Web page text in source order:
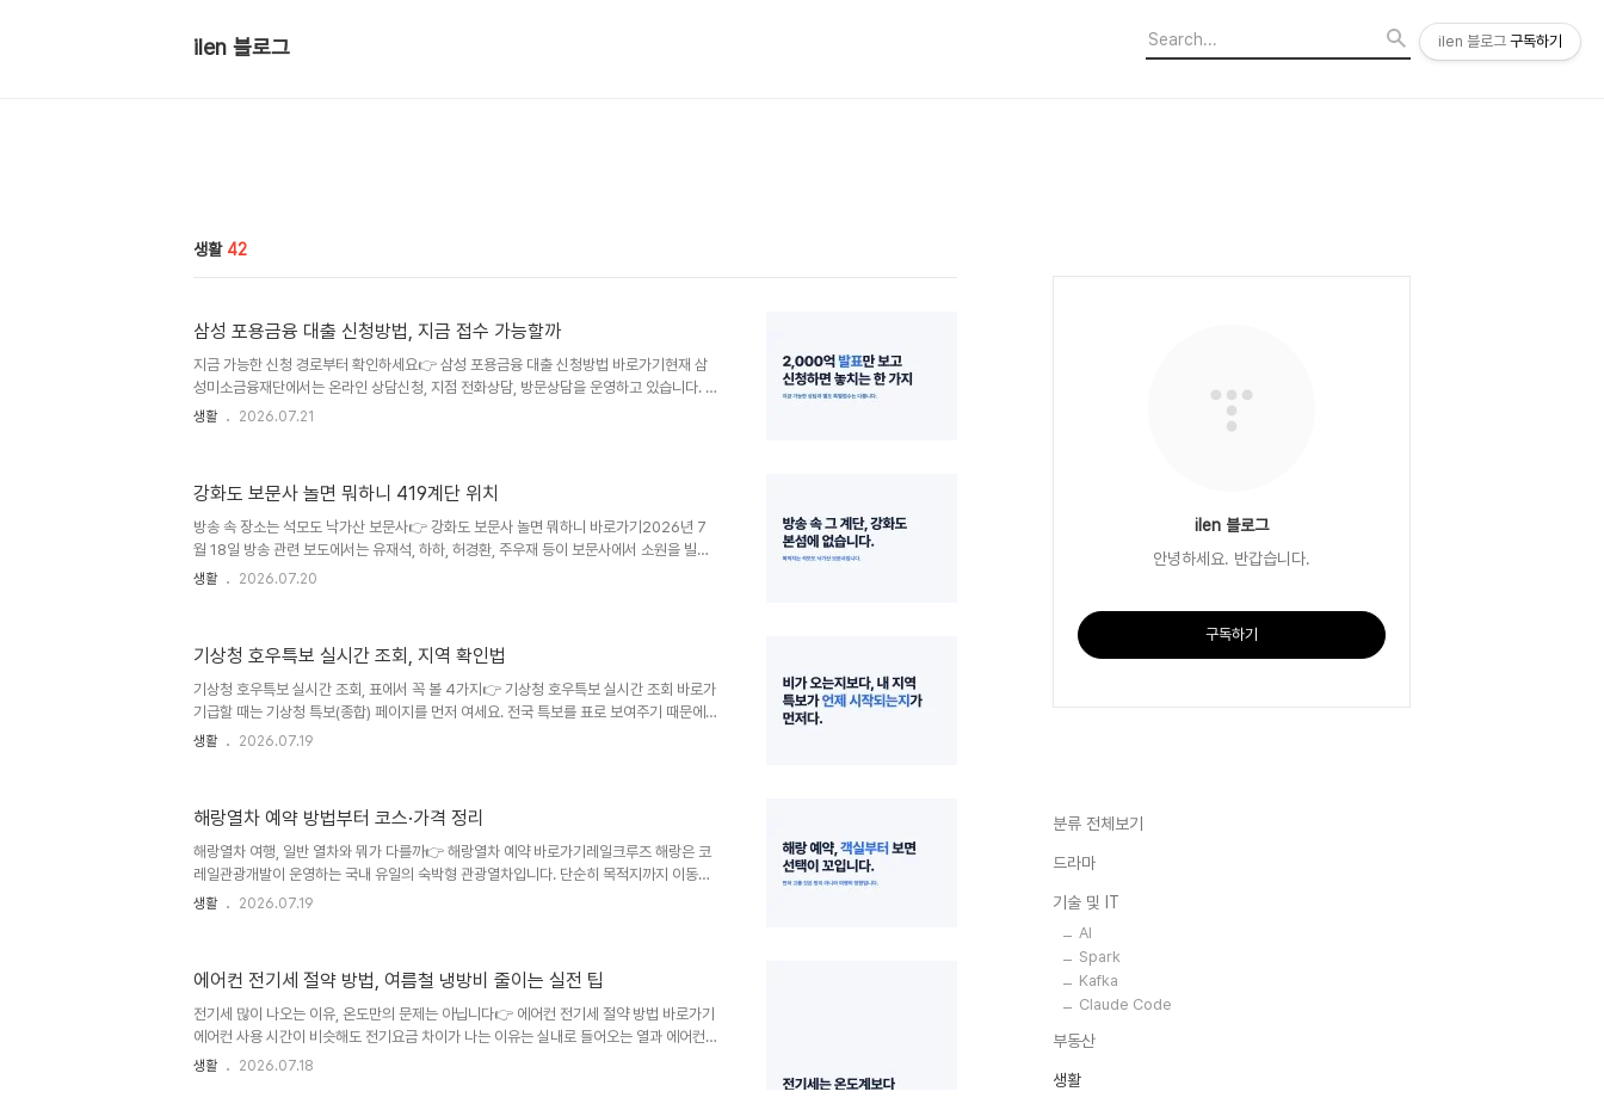
ilen 블로그
생활 42
삼성 포용금융 대출 신청방법, 지금 접수 가능할까
지금 가능한 신청 경로부터 확인하세요👉 삼성 포용금융 대출 신청방법 바로가기현재 삼
성미소금융재단에서는 온라인 상담신청, 지점 전화상담, 방문상담을 운영하고 있습니다. 다
만 온라인 화면에서 바로 대출금이 입금되는 방식은 아닙니다. 우선 내 조건에 맞는 상품이
후 대상 여부, 필요서류, 자금 용도에 따른 상품을 확인합니다.서류 접수와 심사를 거쳐 대
출 실행 여부가 결정됩니다.상담할 때는 어렵게 설명할 필요 없습니다. “7월 16일 발표된
포용금융 확대 재..
생활 2026.07.21
강화도 보문사 놀면 뭐하니 419계단 위치
방송 속 장소는 석모도 낙가산 보문사👉 강화도 보문사 놀면 뭐하니 바로가기2026년 7
월 18일 방송 관련 보도에서는 유재석, 하하, 허경환, 주우재 등이 보문사에서 소원을 빌고
계단을 오르는 모습이 소개됐습니다. 여기서 중요한 포인트는 보문사가 ‘강화도 여행지’로
이동 흐름: 강화도 진입 → 석모대교 통과 → 보문사 주차장예전처럼 배를 타고 들어가는 방
식이 아니라 석모대교를 통해 차량으로 이동할 수 있습니다. 다만 주말이나 연휴에는 강화
도 진입 ..
생활 2026.07.20
기상청 호우특보 실시간 조회, 지역 확인법
기상청 호우특보 실시간 조회, 표에서 꼭 볼 4가지👉 기상청 호우특보 실시간 조회 바로가
기급할 때는 기상청 특보(종합) 페이지를 먼저 여세요. 전국 특보를 표로 보여주기 때문에
내 시·군·구가 실제 발효 구역에 포함됐는지 확인하기 편합니다.표를 볼 때는 아래 순서대로
은 아닐 수 있습니다. 반대로 비가 잠시 약해졌더라도 해제 여부가 확인되기 전까지는 특보
가 유지될 수 있고요.전국 범위를 빠르게 보고 싶다면 기상청 특보현황 지도를 함께 확인하
세요. ..
생활 2026.07.19
해랑열차 예약 방법부터 코스·가격 정리
해랑열차 여행, 일반 열차와 뭐가 다를까👉 해랑열차 예약 바로가기레일크루즈 해랑은 코
레일관광개발이 운영하는 국내 유일의 숙박형 관광열차입니다. 단순히 목적지까지 이동하
는 열차가 아니라, 열차 숙박과 지역 관광·식사를 묶어 운영하는 여행 상품입니다.여행 흐름
중 발생할 수 있는 소음·진동에 예민하거나, 관광지에서 걷는 일정이 부담스러운 동행자가
있다면 미리 고려해 보세요.객실은 스위트룸, 디럭스룸, 패밀리룸, 스탠다드룸으로 나뉩니
다.객실기준 인원특징..
생활 2026.07.19
에어컨 전기세 절약 방법, 여름철 냉방비 줄이는 실전 팁
전기세 많이 나오는 이유, 온도만의 문제는 아닙니다👉 에어컨 전기세 절약 방법 바로가기
에어컨 사용 시간이 비슷해도 전기요금 차이가 나는 이유는 실내로 들어오는 열과 에어컨의
관리 상태가 다르기 때문입니다. 특히 아래 항목이 겹치면 냉방기는 목표온도에 도달하기까
생활 2026.07.18
ilen 블로그
안녕하세요. 반갑습니다.
구독하기
분류 전체보기
드라마
기술 및 IT
AI
Spark
Kafka
Claude Code
부동산
생활
ilen 블로그 구독하기